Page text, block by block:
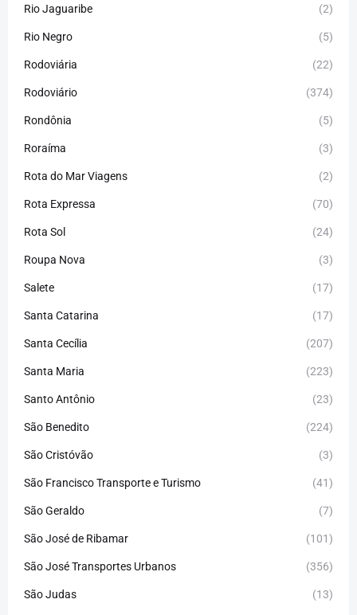
Rio Jaguaribe (2)
Rio Negro (5)
Rodoviária (22)
Rodoviário (374)
Rondônia (5)
Roraíma (3)
Rota do Mar Viagens (2)
Rota Expressa (70)
Rota Sol (24)
Roupa Nova (3)
Salete (17)
Santa Catarina (17)
Santa Cecília (207)
Santa Maria (223)
Santo Antônio (23)
São Benedito (224)
São Cristóvão (3)
São Francisco Transporte e Turismo (41)
São Geraldo (7)
São José de Ribamar (101)
São José Transportes Urbanos (356)
São Judas (13)